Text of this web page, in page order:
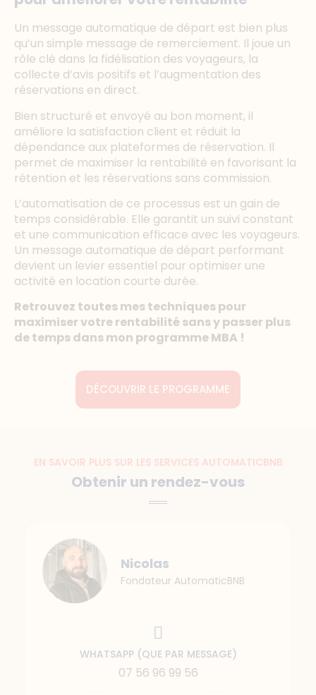
Un message automatique de départ est bien plus
qu’un simple message de remerciement. Il joue un
rôle clé dans la fidélisation des voyageurs, la
collecte d’avis positifs et l’augmentation des
réservations en direct.
Bien structuré et envoyé au bon moment, il
améliore la satisfaction client et réduit la
dépendance aux plateformes de réservation. Il
permet de maximiser la rentabilité en favorisant la
rétention et les réservations sans commission.
L’automatisation de ce processus est un gain de
temps considérable. Elle garantit un suivi constant
et une communication efficace avec les voyageurs.
Un message automatique de départ performant
devient un levier essentiel pour optimiser une
activité en location courte durée.
Retrouvez toutes mes techniques pour
maximiser votre rentabilité sans y passer plus
de temps dans mon programme MBA !
DÉCOUVRIR LE PROGRAMME
EN SAVOIR PLUS SUR LES SERVICES AUTOMATICBNB
Obtenir un rendez-vous
Nicolas
Fondateur AutomaticBNB
WHATSAPP (QUE PAR MESSAGE)
07 56 96 99 56